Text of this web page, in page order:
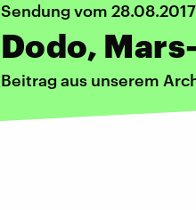
Sendung vom 28.08.2017
Dodo,
Beitrag aus unserem